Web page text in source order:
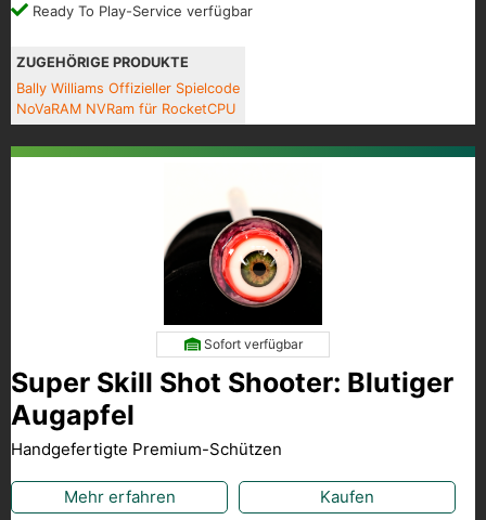
Ready To Play-Service verfügbar
ZUGEHÖRIGE PRODUKTE
Bally Williams Offizieller Spielcode
NoVaRAM NVRam für RocketCPU
Sofort verfügbar
Super Skill Shot Shooter: Blutiger
Augapfel
Handgefertigte Premium-Schützen
Mehr erfahren Kaufen